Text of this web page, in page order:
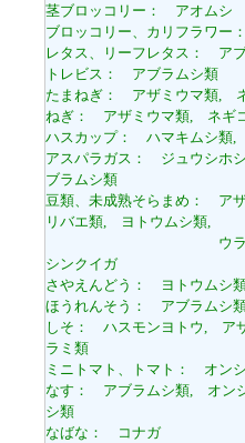
茎ブロッコリー： アオムシ
ブロッコリー、カリフラワ
レタス、リーフレタス： ア
トレビス： アブラムシ類
たまねぎ： アザミウマ類,
ねぎ： アザミウマ類, ネギ
ハスカップ： ハマキムシ類,
アスパラガス： ジュウシホ
ブラムシ類
豆類、未成熟そらまめ： ア
リバエ類, ヨトウムシ類,
ウラナミシジミ
シンクイガ
さやえんどう： ヨトウムシ
ほうれんそう： アブラムシ
しそ： ハスモンヨトウ, ア
ラミ類
ミニトマト、トマト： オン
なす： アブラムシ類, オン
シ類
なばな： コナガ